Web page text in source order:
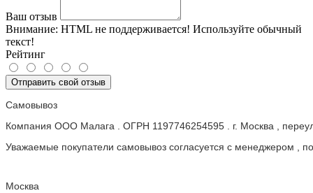
Ваш отзыв
Внимание: HTML не поддерживается! Используйте обычный
текст!
Рейтинг
Отправить свой отзыв
Самовывоз
Компания ООО Малага . ОГРН 1197746254595 . г. Москва ,
Уважаемые покупатели самовывоз согласуется с менеджером ,
Москва